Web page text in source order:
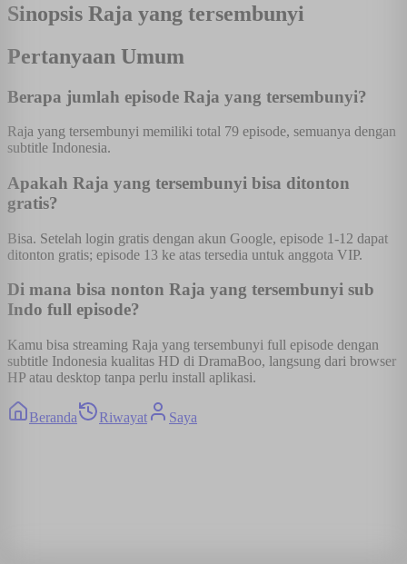
Sinopsis Raja yang tersembunyi
Pertanyaan Umum
Berapa jumlah episode Raja yang tersembunyi?
Raja yang tersembunyi memiliki total 79 episode, semuanya dengan
subtitle Indonesia.
Apakah Raja yang tersembunyi bisa ditonton
gratis?
Bisa. Setelah login gratis dengan akun Google, episode 1-12 dapat
ditonton gratis; episode 13 ke atas tersedia untuk anggota VIP.
Di mana bisa nonton Raja yang tersembunyi sub
Indo full episode?
Kamu bisa streaming Raja yang tersembunyi full episode dengan
subtitle Indonesia kualitas HD di DramaBoo, langsung dari browser
HP atau desktop tanpa perlu install aplikasi.
Beranda Riwayat Saya